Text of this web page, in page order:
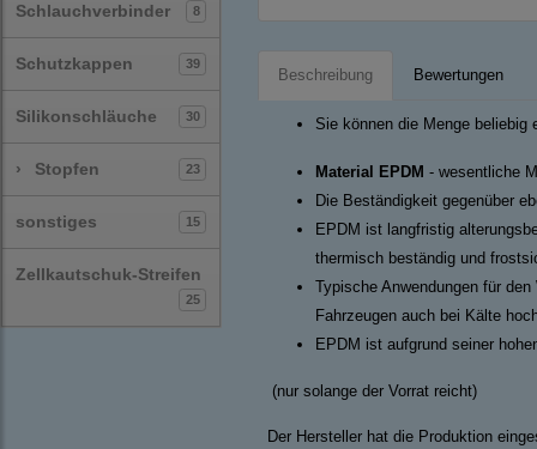
Schlauchverbinder 8
Schutzkappen 39
Silikonschläuche 30
› Stopfen 23
sonstiges 15
Zellkautschuk-Streifen
25
Beschreibung Bewertungen
Sie können die Menge
Material EPDM - wesentliche
Die Beständigkeit gegenüber
EPDM ist langfristig
thermisch beständig und
Typische Anwendungen für
Fahrzeugen auch bei Kälte
EPDM ist aufgrund seiner
(nur solange der Vorrat reicht)
Der Hersteller hat die Produktion